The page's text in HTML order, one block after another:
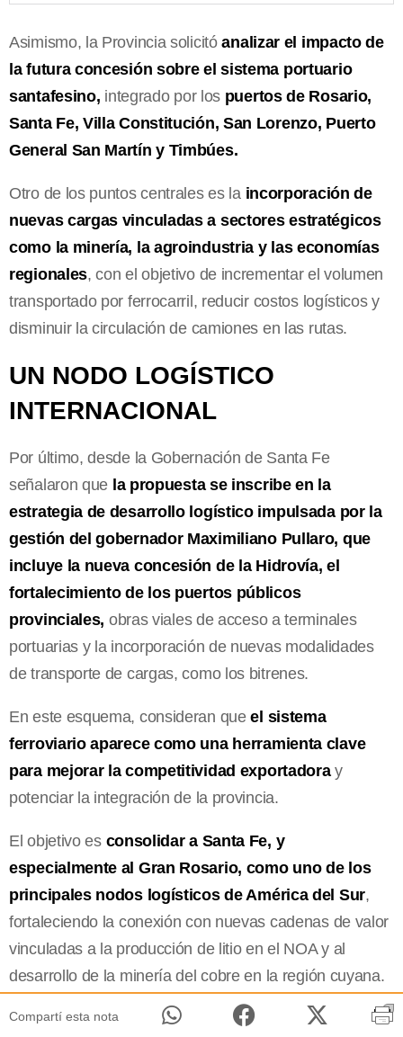
Asimismo, la Provincia solicitóanalizar el impacto de
la futura concesión sobre el sistema portuario
santafesino, integrado por los puertos de Rosario,
Santa Fe, Villa Constitución, San Lorenzo, Puerto
General San Martín y Timbúes.
Otro de los puntos centrales es la incorporación de
nuevas cargas vinculadas a sectores estratégicos
como la minería, la agroindustria y las economías
regionales, con el objetivo de incrementar el volumen
transportado por ferrocarril, reducir costos logísticos y
disminuir la circulación de camiones en las rutas.
UN NODO LOGÍSTICO
INTERNACIONAL
Por último, desde la Gobernación de Santa Fe
señalaron que la propuesta se inscribe en la
estrategia de desarrollo logístico impulsada por la
gestión del gobernador Maximiliano Pullaro, que
incluye la nueva concesión de la Hidrovía, el
fortalecimiento de los puertos públicos
provinciales, obras viales de acceso a terminales
portuarias y la incorporación de nuevas modalidades
de transporte de cargas, como los bitrenes.
En este esquema, consideran queel sistema
ferroviario aparece como una herramienta clave
para mejorar la competitividad exportadoray
potenciar la integración de la provincia.
El objetivo es consolidar a Santa Fe, y
especialmente al Gran Rosario, como uno de los
principales nodos logísticos de América del Sur,
fortaleciendo la conexión con nuevas cadenas de valor
vinculadas a la producción de litio en el NOA y al
desarrollo de la minería del cobre en la región cuyana.
Compartí esta nota